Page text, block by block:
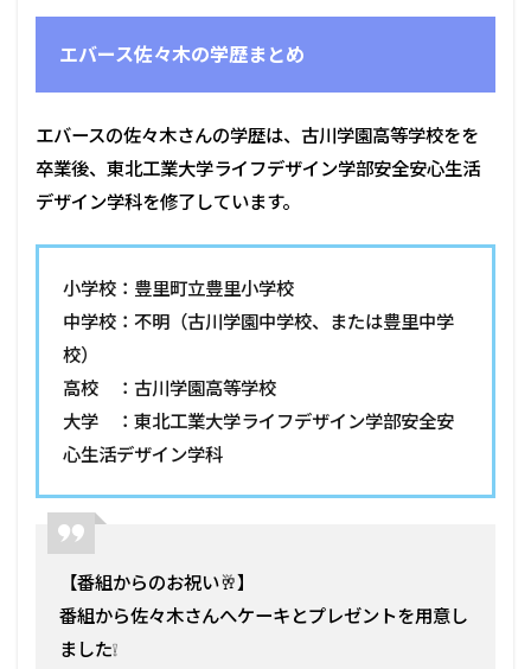
エバース佐々木の学歴まとめ
エバースの佐々木さんの学歴は、古川学園高等学校をを
卒業後、東北工業大学ライフデザイン学部安全安心生活
デザイン学科を修了しています。
小学校：豊里町立豊里小学校
中学校：不明（古川学園中学校、または豊里中学
校）
高校 ：古川学園高等学校
大学 ：東北工業大学ライフデザイン学部安全安
心生活デザイン学科
【番組からのお祝い🥂】
番組から佐々木さんへケーキとプレゼントを用意し
ました❕